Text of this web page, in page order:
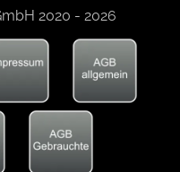
2020 - 2026